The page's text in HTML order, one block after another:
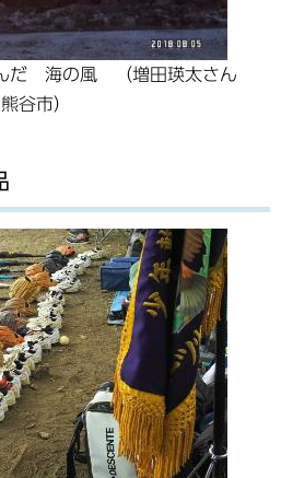
だ 海の風 （増田瑛太さん
熊谷市）